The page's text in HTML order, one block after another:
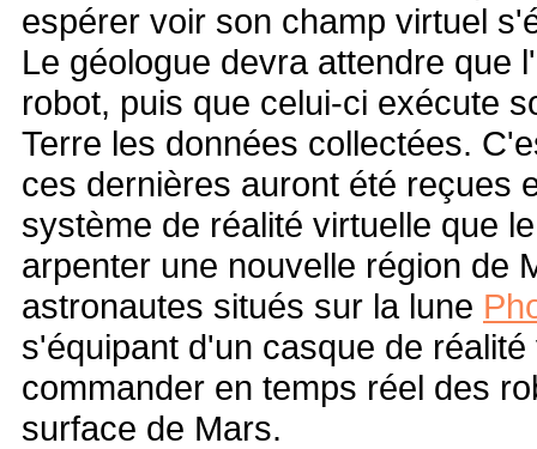
espérer voir son champ virtuel
Le géologue devra attendre que
robot, puis que celui-ci exécute
Terre les données collectées.
ces dernières auront été reçues
système de réalité virtuelle que
arpenter une nouvelle région de
astronautes situés sur la lune
s'équipant d'un casque de
commander en temps réel des
surface de Mars.